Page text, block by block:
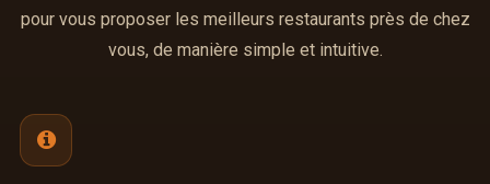
pour vous proposer les meilleurs restaurants près de chez
vous, de manière simple et intuitive.